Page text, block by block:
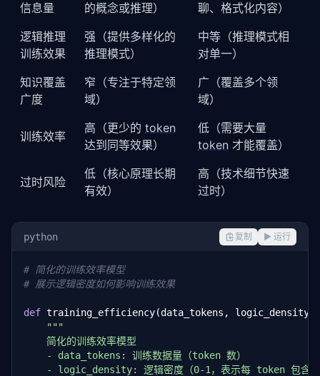
信息量
的概念或推理）
聊、格式化内容）
逻辑推理
训练效果
强（提供多样化的
推理模式）
中等（推理模式相
对单一）
知识覆盖
广度
窄（专注于特定领
域）
广（覆盖多个领
域）
训练效率
高（更少的 token
达到同等效果）
低（需要大量
token 才能覆盖）
过时风险
低（核心原理长期
有效）
高（技术细节快速
过时）
python 复制 ▶ 运行
# 简化的训练效率模型
# 展示逻辑密度如何影响训练效果
def training_efficiency(data_tokens, logic_density,
"""
    简化的训练效率模型
    - data_tokens: 训练数据量（token 数）
- logic_density: 逻辑密度（0-1，表示每 token 包含的